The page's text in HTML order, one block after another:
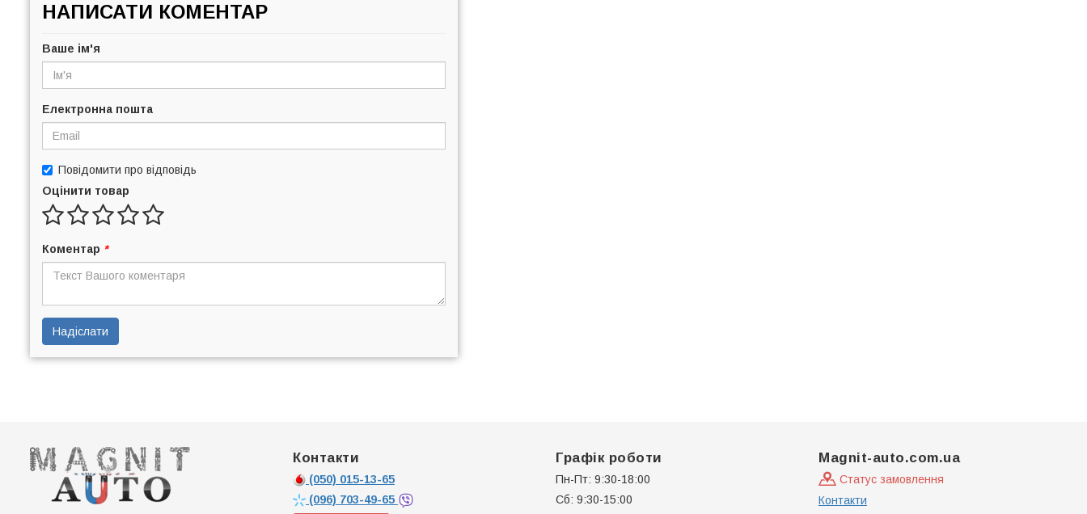
НАПИСАТИ КОМЕНТАР
Ваше ім'я
Електронна пошта
Повідомити про відповідь
Оцінити товар
Коментар *
Надіслати
Контакти
(050) 015-13-65
(096) 703-49-65
Графік роботи
Пн-Пт: 9:30-18:00
Сб: 9:30-15:00
Magnit-auto.com.ua
Статус замовлення
Контакти